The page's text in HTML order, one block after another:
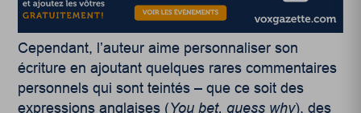
Cependant, l’auteur aime personnaliser son
écriture en ajoutant quelques rares commentaires
personnels qui sont teintés – que ce soit des
expressions anglaises (You bet, guess why), des